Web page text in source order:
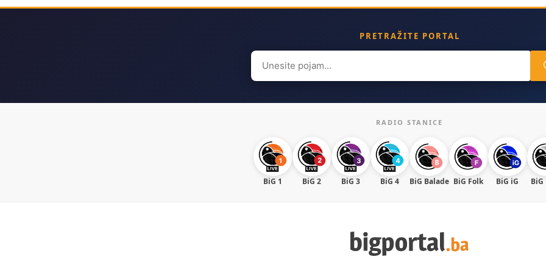
PRETRAŽITE PORTAL
Search
for:
RADIO STANICE
BiG 1 BiG 2 BiG 3 BiG 4 BiG Balade BiG Folk BiG iG BiG